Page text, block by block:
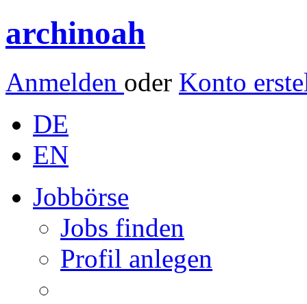
archinoah
Anmelden oder Konto
DE
EN
Jobbörse
Jobs finden
Profil anlegen